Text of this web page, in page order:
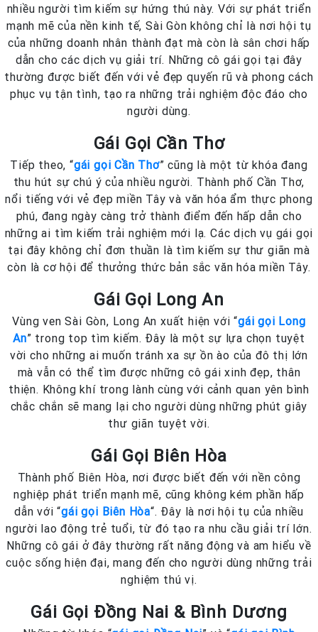
nhiều người tìm kiếm sự hứng thú này. Với sự phát triển
mạnh mẽ của nền kinh tế, Sài Gòn không chỉ là nơi hội tụ
của những doanh nhân thành đạt mà còn là sân chơi hấp
dẫn cho các dịch vụ giải trí. Những cô gái gọi tại đây
thường được biết đến với vẻ đẹp quyến rũ và phong cách
phục vụ tận tình, tạo ra những trải nghiệm độc đáo cho
người dùng.
Gái Gọi Cần Thơ
Tiếp theo, “gái gọi Cần Thơ” cũng là một từ khóa đang
thu hút sự chú ý của nhiều người. Thành phố Cần Thơ,
nổi tiếng với vẻ đẹp miền Tây và văn hóa ẩm thực phong
phú, đang ngày càng trở thành điểm đến hấp dẫn cho
những ai tìm kiếm trải nghiệm mới lạ. Các dịch vụ gái gọi
tại đây không chỉ đơn thuần là tìm kiếm sự thư giãn mà
còn là cơ hội để thưởng thức bản sắc văn hóa miền Tây.
Gái Gọi Long An
Vùng ven Sài Gòn, Long An xuất hiện với “gái gọi Long
An” trong top tìm kiếm. Đây là một sự lựa chọn tuyệt
vời cho những ai muốn tránh xa sự ồn ào của đô thị lớn
mà vẫn có thể tìm được những cô gái xinh đẹp, thân
thiện. Không khí trong lành cùng với cảnh quan yên bình
chắc chắn sẽ mang lại cho người dùng những phút giây
thư giãn tuyệt vời.
Gái Gọi Biên Hòa
Thành phố Biên Hòa, nơi được biết đến với nền công
nghiệp phát triển mạnh mẽ, cũng không kém phần hấp
dẫn với “gái gọi Biên Hòa“. Đây là nơi hội tụ của nhiều
người lao động trẻ tuổi, từ đó tạo ra nhu cầu giải trí lớn.
Những cô gái ở đây thường rất năng động và am hiểu về
cuộc sống hiện đại, mang đến cho người dùng những trải
nghiệm thú vị.
Gái Gọi Đồng Nai & Bình Dương